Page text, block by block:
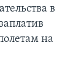
в
на